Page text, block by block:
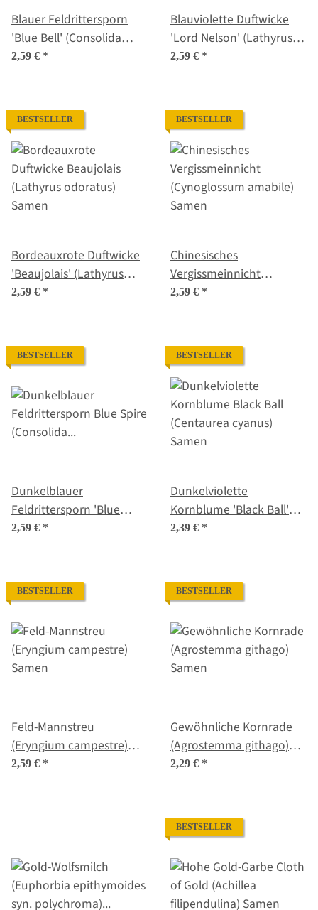
Blauer Feldrittersporn
'Blue Bell' (Consolida
ajacis) Samen
2,59 € *
Blauviolette Duftwicke
'Lord Nelson' (Lathyrus
odoratus) Samen
2,59 € *
BESTSELLER
Bordeauxrote Duftwicke
'Beaujolais' (Lathyrus
odoratus) Samen
2,59 € *
BESTSELLER
Chinesisches
Vergissmeinnicht
(Cynoglossum amabile)
2,59 € *
BESTSELLER
Dunkelblauer
Feldrittersporn 'Blue
Spire' (Consolida ajacis)
2,59 € *
BESTSELLER
Dunkelviolette
Kornblume 'Black Ball'
(Centaurea cyanus)
2,39 € *
BESTSELLER
Feld-Mannstreu
(Eryngium campestre)
Samen
2,59 € *
BESTSELLER
Gewöhnliche Kornrade
(Agrostemma githago)
Samen
2,29 € *
BESTSELLER